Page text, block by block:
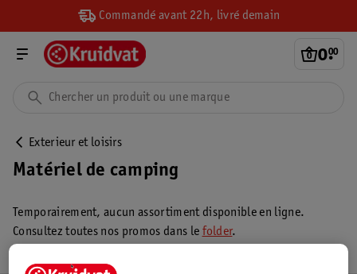
Commandé avant 22h, livré demain
0.
00
Exterieur et loisirs
Matériel de camping
Temporairement, aucun assortiment disponible en ligne.
Consultez toutes nos promos dans le folder.